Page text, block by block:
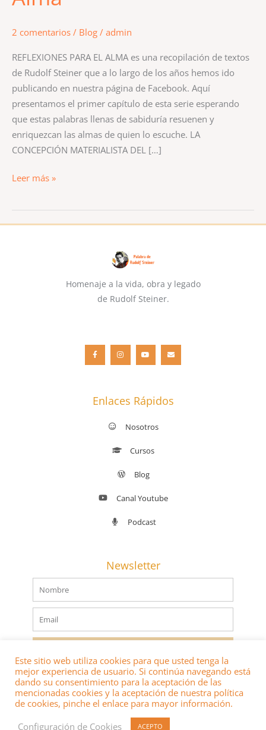
2 comentarios / Blog / admin
REFLEXIONES PARA EL ALMA es una recopilación de textos
de Rudolf Steiner que a lo largo de los años hemos ido
publicando en nuestra página de Facebook. Aquí
presentamos el primer capítulo de esta serie esperando
que estas palabras llenas de sabiduría resuenen y
enriquezcan las almas de quien lo escuche. LA
CONCEPCIÓN MATERIALISTA DEL […]
Leer más »
Homenaje a la vida, obra y legado
de Rudolf Steiner.
c
e
b
o
s
t
a
g
u
t
u
b
v
e
l
o
Enlaces Rápidos
Nosotros
Cursos
Blog
Canal Youtube
Podcast
Newsletter
Nombre
Email
® 2022 DERECHOS RESERVADOS
Este sitio web utiliza cookies para que usted tenga la
mejor experiencia de usuario. Si continúa navegando está
dando su consentimiento para la aceptación de las
mencionadas cookies y la aceptación de nuestra política
de cookies, pinche el enlace para mayor información.
Configuración de Cookies
ACEPTO